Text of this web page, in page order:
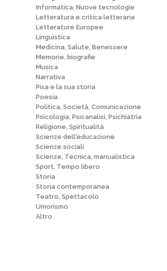
Informatica, Nuove tecnologie
Letteratura e critica letteraria
Letterature Europee
Linguistica
Medicina, Salute, Benessere
Memorie, biografie
Musica
Narrativa
Pisa e la sua storia
Poesia
Politica, Società, Comunicazione
Psicologia, Psicanalisi, Psichiatria
Religione, Spiritualità
Scienze dell'educazione
Scienze sociali
Scienze, Tecnica, manualistica
Sport, Tempo libero
Storia
Storia contemporanea
Teatro, Spettacolo
Umorismo
Altro